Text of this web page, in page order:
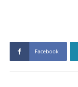
Facebook